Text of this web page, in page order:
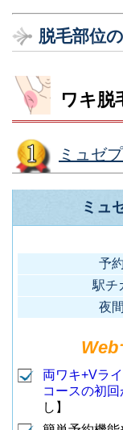
脱毛部位
ワキ脱
ミュゼ
ミュ
予
駅チ
夜
Web
両ワキ+Vラ
コースの初回
し】